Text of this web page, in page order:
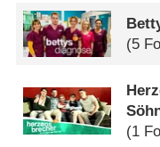
(5
(1